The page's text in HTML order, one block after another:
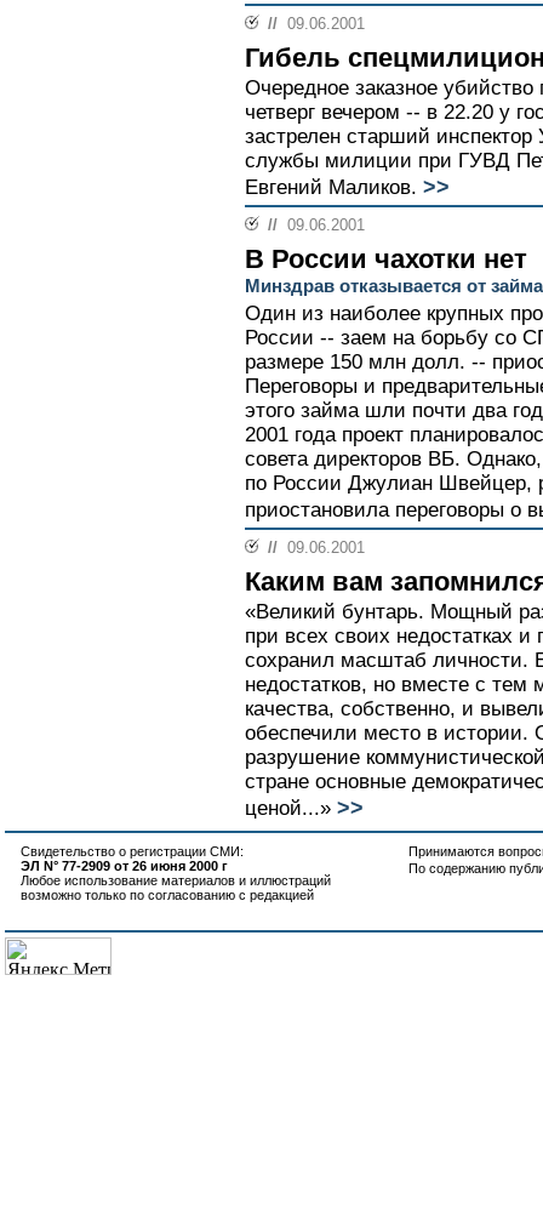
// 09.06.2001
Гибель
Очередное заказное
четверг вечером -- в 22.20 у
застрелен старший
службы милиции при ГУВД
Евгений Маликов. >>
// 09.06.2001
В России чахотки нет
Минздрав отказывается от
Один из наиболее крупных
России -- заем на борьбу со
размере 150 млн долл. --
Переговоры и
этого займа шли почти два
2001 года проект
совета директоров ВБ.
по России Джулиан Швейцер,
приостановила переговоры о
// 09.06.2001
Каким вам
«Великий бунтарь. Мощный
при всех своих недостатках и
сохранил масштаб личности.
недостатков, но вместе с тем
качества, собственно, и
обеспечили место в истории.
разрушение
стране основные
ценой...» >>
Свидетельство о регистрации СМИ:
ЭЛ N° 77-2909 от 26 июня 2000 г
Любое использование материалов и иллюстраций
возможно только по согласованию с редакцией
Принимаются
По содержанию